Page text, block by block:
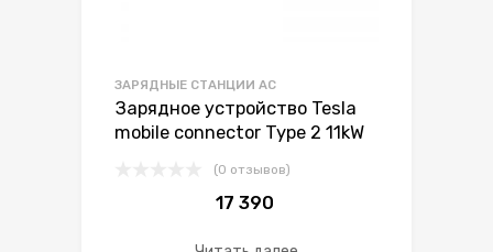
ЗАРЯДНЫЕ СТАНЦИИ AC
Зарядное устройство Tesla
mobile connector Type 2 11kW
(0 отзывов)
17 390